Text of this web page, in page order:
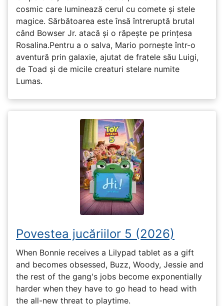
cosmic care luminează cerul cu comete și stele
magice. Sărbătoarea este însă întreruptă brutal
când Bowser Jr. atacă și o răpește pe prinţesa
Rosalina.Pentru a o salva, Mario pornește într-o
aventură prin galaxie, ajutat de fratele său Luigi,
de Toad și de micile creaturi stelare numite
Lumas.
Povestea jucăriilor 5 (2026)
When Bonnie receives a Lilypad tablet as a gift
and becomes obsessed, Buzz, Woody, Jessie and
the rest of the gang's jobs become exponentially
harder when they have to go head to head with
the all-new threat to playtime.